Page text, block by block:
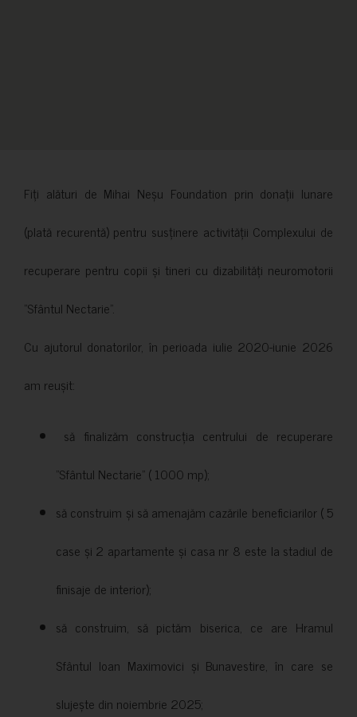
Fiți alături de Mihai Neșu Foundation prin donații lunare
(plată recurentă) pentru susținere activității Complexului de
recuperare pentru copii și tineri cu dizabilități neuromotorii
”Sfântul Nectarie”.
Cu ajutorul donatorilor, în perioada iulie 2020-iunie 2026
am reușit:
să finalizăm construcția centrului de recuperare
”Sfântul Nectarie” ( 1000 mp);
să construim și să amenajăm cazările beneficiarilor ( 5
case și 2 apartamente și casa nr 8 este la stadiul de
finisaje de interior);
să construim, să pictăm biserica, ce are Hramul
Sfântul Ioan Maximovici și Bunavestire, în care se
slujește din noiembrie 2025;